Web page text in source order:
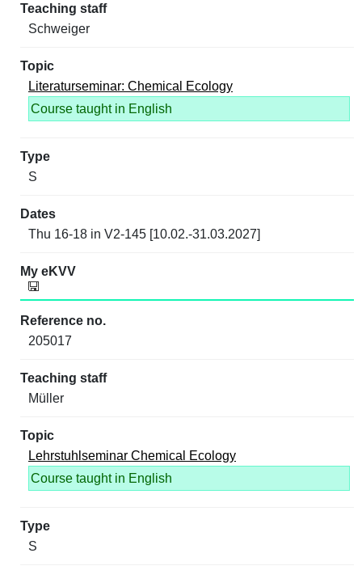
Schweiger
Literaturseminar: Chemical Ecology
Course taught in English
S
Thu 16-18 in V2-145 [10.02.-31.03.2027]
205017
Müller
Lehrstuhlseminar Chemical Ecology
Course taught in English
S